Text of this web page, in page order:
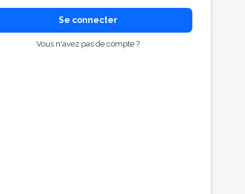
Se connecter
Vous n'avez pas de compte ?